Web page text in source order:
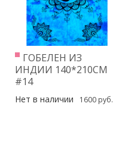
ГОБЕЛЕН ИЗ
ИНДИИ 140*210СМ
#14
Нет в наличии 1600 руб.